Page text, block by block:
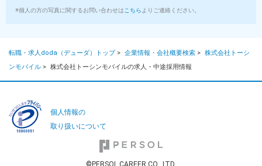
※個人の方の写真に関するお問い合わせは こちら よりご連絡ください。
転職・求人doda（デューダ）トップ> 企業情報・会社概要検索 > 株式会社トーシ
ンモバイル > 株式会社トーシンモバイルの求人・中途採用情報
個人情報の
取り扱いについて
©PERSOL CAREER CO., LTD.